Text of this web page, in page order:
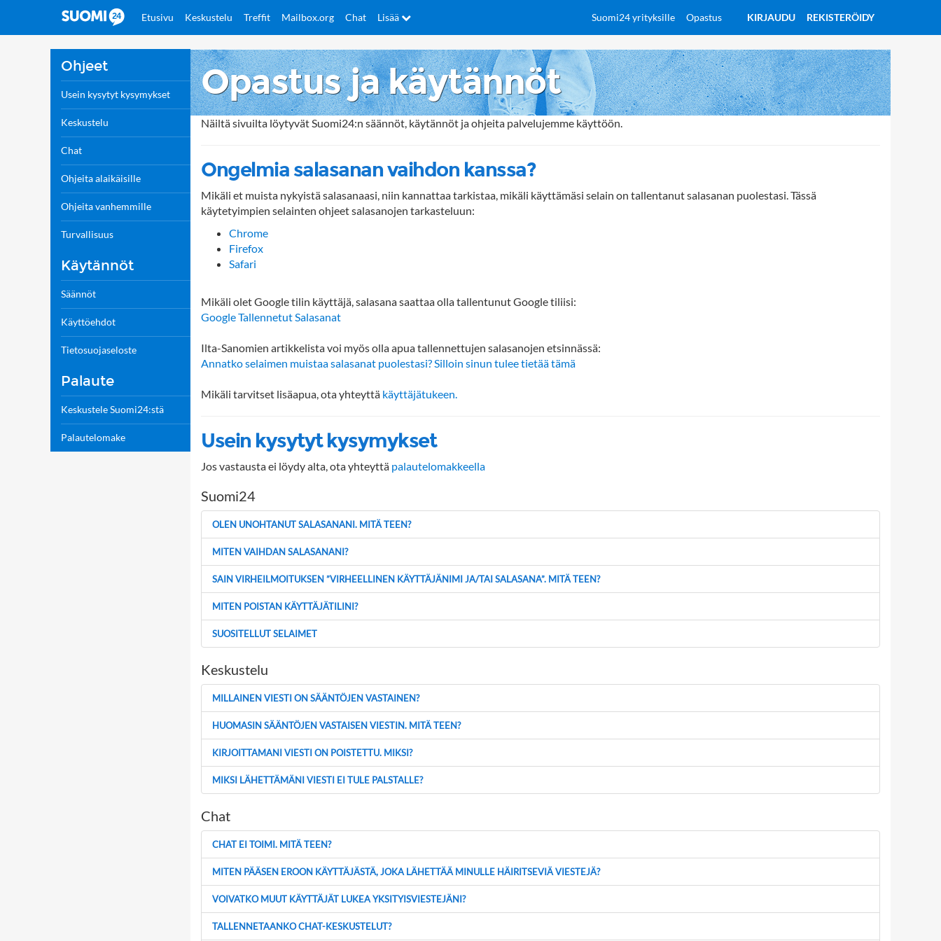
KIRJAUDU REKISTERÖIDY
Etusivu Keskustelu Treffit Mailbox.org Chat Lisää Suomi24 yrityksille Opastus
Ohjeet
Usein kysytyt kysymykset
Keskustelu
Chat
Ohjeita alaikäisille
Ohjeita vanhemmille
Turvallisuus
Käytännöt
Säännöt
Käyttöehdot
Tietosuojaseloste
Palaute
Keskustele Suomi24:stä
Palautelomake
Opastus ja käytännöt
Näiltä sivuilta löytyvät Suomi24:n säännöt, käytännöt ja ohjeita palvelujemme käyttöön.
Ongelmia salasanan vaihdon kanssa?
Mikäli et muista nykyistä salasanaasi, niin kannattaa tarkistaa, mikäli käyttämäsi selain on tallentanut salasanan puolestasi. Tässä
käytetyimpien selainten ohjeet salasanojen tarkasteluun:
Chrome
Firefox
Safari
Mikäli olet Google tilin käyttäjä, salasana saattaa olla tallentunut Google tiliisi:
Google Tallennetut Salasanat
Ilta-Sanomien artikkelista voi myös olla apua tallennettujen salasanojen etsinnässä:
Annatko selaimen muistaa salasanat puolestasi? Silloin sinun tulee tietää tämä
Mikäli tarvitset lisäapua, ota yhteyttä käyttäjätukeen.
Usein kysytyt kysymykset
Jos vastausta ei löydy alta, ota yhteyttä palautelomakkeella
Suomi24
OLEN UNOHTANUT SALASANANI. MITÄ TEEN?
MITEN VAIHDAN SALASANANI?
SAIN VIRHEILMOITUKSEN ”VIRHEELLINEN KÄYTTÄJÄNIMI JA/TAI SALASANA”. MITÄ TEEN?
MITEN POISTAN KÄYTTÄJÄTILINI?
SUOSITELLUT SELAIMET
Keskustelu
MILLAINEN VIESTI ON SÄÄNTÖJEN VASTAINEN?
HUOMASIN SÄÄNTÖJEN VASTAISEN VIESTIN. MITÄ TEEN?
KIRJOITTAMANI VIESTI ON POISTETTU. MIKSI?
MIKSI LÄHETTÄMÄNI VIESTI EI TULE PALSTALLE?
Chat
CHAT EI TOIMI. MITÄ TEEN?
MITEN PÄÄSEN EROON KÄYTTÄJÄSTÄ, JOKA LÄHETTÄÄ MINULLE HÄIRITSEVIÄ VIESTEJÄ?
VOIVATKO MUUT KÄYTTÄJÄT LUKEA YKSITYISVIESTEJÄNI?
TALLENNETAANKO CHAT-KESKUSTELUT?